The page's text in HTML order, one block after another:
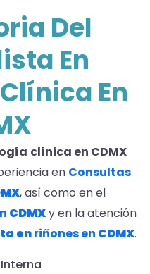
Del
En
En
clínica en CDMX
en Consultas
, así como en el
CDMXy en la atención
enriñones en CDMX.